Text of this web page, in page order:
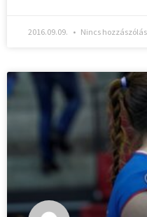
2016.09.09. Nincs hozzászólás